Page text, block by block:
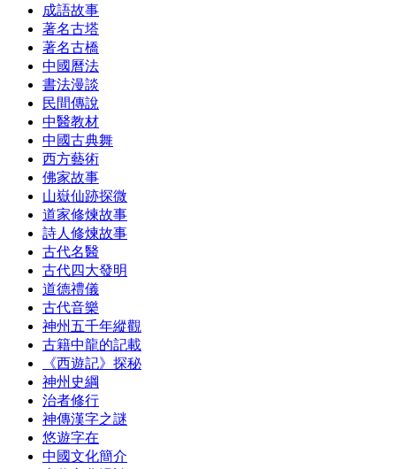
成語故事
著名古塔
著名古橋
中國曆法
書法漫談
民間傳說
中醫教材
中國古典舞
西方藝術
佛家故事
山嶽仙跡探微
道家修煉故事
詩人修煉故事
古代名醫
古代四大發明
道德禮儀
古代音樂
神州五千年縱觀
古籍中龍的記載
《西遊記》探秘
神州史綱
治者修行
神傳漢字之謎
悠遊字在
中國文化簡介